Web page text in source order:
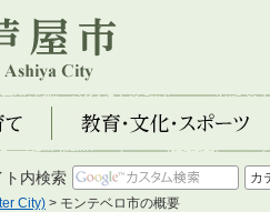
教育・文化・スポーツ
ト内検索
City) > モンテベロ市の概要